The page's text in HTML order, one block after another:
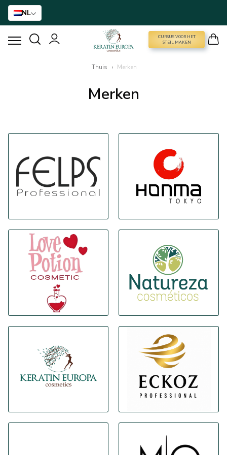
NL
CURSUS VOOR HET
STEIL MAKEN
CURSUS VOOR HET STEIL MAKEN
HAARBEHANDELING
THUISVERZORGING
NANO GOLD
ACCESSOIRES
MERKEN
Levering en Betaling
Veelgestelde vragen
Beoordelingen
Thuis › Merken
Merken